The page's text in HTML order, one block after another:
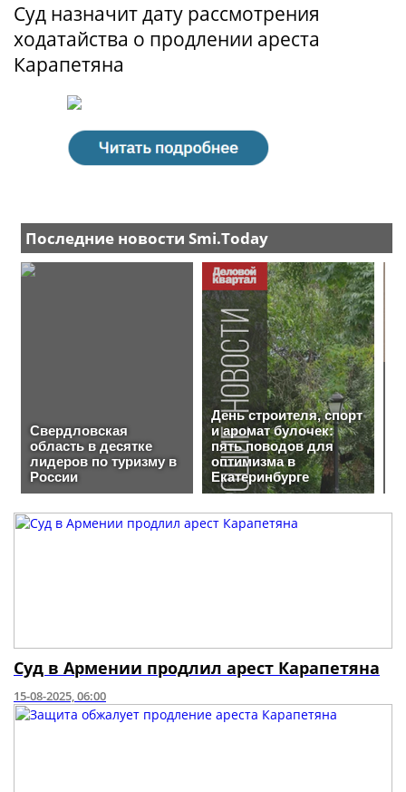
Суд назначит дату рассмотрения
ходатайства о продлении ареста
Карапетяна
Суд в Армении продлил арест Карапетяна
15-08-2025, 06:00